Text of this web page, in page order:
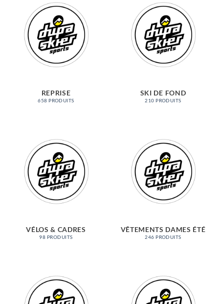
REPRISE
658 PRODUITS
SKI DE FOND
210 PRODUITS
VÉLOS & CADRES
98 PRODUITS
VÊTEMENTS DAMES ÉTÉ
246 PRODUITS